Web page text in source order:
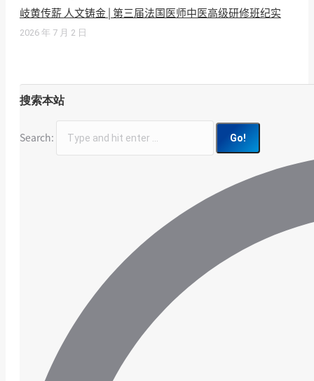
岐黄传薪 人文铸金 | 第三届法国医师中医高级研修班纪实
2026 年 7 月 2 日
搜索本站
Search: